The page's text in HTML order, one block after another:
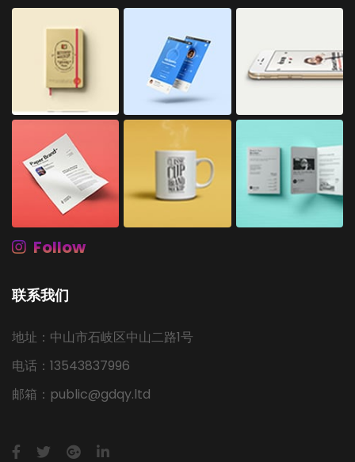
Follow
联系我们
地址：中山市石岐区中山二路1号
电话：13543837996
邮箱：public@gdqy.ltd